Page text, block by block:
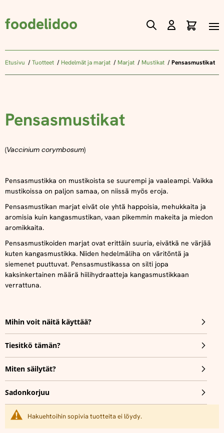
foodelidoo
Skip
Content
Etusivu Tuotteet Hedelmät ja marjat Marjat Mustikat Pensasmustikat
Pensasmustikat
(Vaccinium corymbosum)
Pensasmustikka on mustikoista se suurempi ja vaaleampi. Vaikka
mustikoissa on paljon samaa, on niissä myös eroja.
Pensasmustikan marjat eivät ole yhtä happoisia, mehukkaita ja
aromisia kuin kangasmustikan, vaan pikemmin makeita ja miedon
aromikkaita.
Pensasmustikoiden marjat ovat erittäin suuria, eivätkä ne värjää
kuten kangasmustikka. Niiden hedelmäliha on väritöntä ja
siemenet puuttuvat. Pensasmustikassa on silti jopa
kaksinkertainen määrä hiilihydraatteja kangasmustikkaan
verrattuna.
Mihin voit näitä käyttää?
Tiesitkö tämän?
Miten säilytät?
Sadonkorjuu
Hakuehtoihin sopivia tuotteita ei löydy.